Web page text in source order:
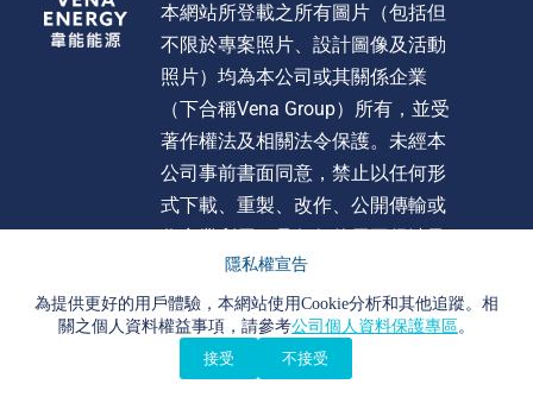
隱私權宣告
為提供更好的用戶體驗，本網站使用Cookie分析和其他追蹤。相
關之個人資料權益事項，請參考公司個人資料保護專區。
接受
不接受
本網站所登載之所有圖片（包括但
不限於專案照片、設計圖像及活動
照片）均為本公司或其關係企業
（下合稱Vena Group）所有，並受
著作權法及相關法令保護。未經本
公司事前書面同意，禁止以任何形
式下載、重製、改作、公開傳輸或
作商業利用。且任何使用不得涉及
不當影射、詆毀或貶損 Vena Group
或旗下任何公司之形象或商譽。違
者本公司將依法追究法律責任。